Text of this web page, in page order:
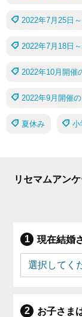
2022年7月25日
2022年7月18日
2022年10月開催
2022年9月開催
夏休み 小
リセマムアン
現在結婚
お子さま